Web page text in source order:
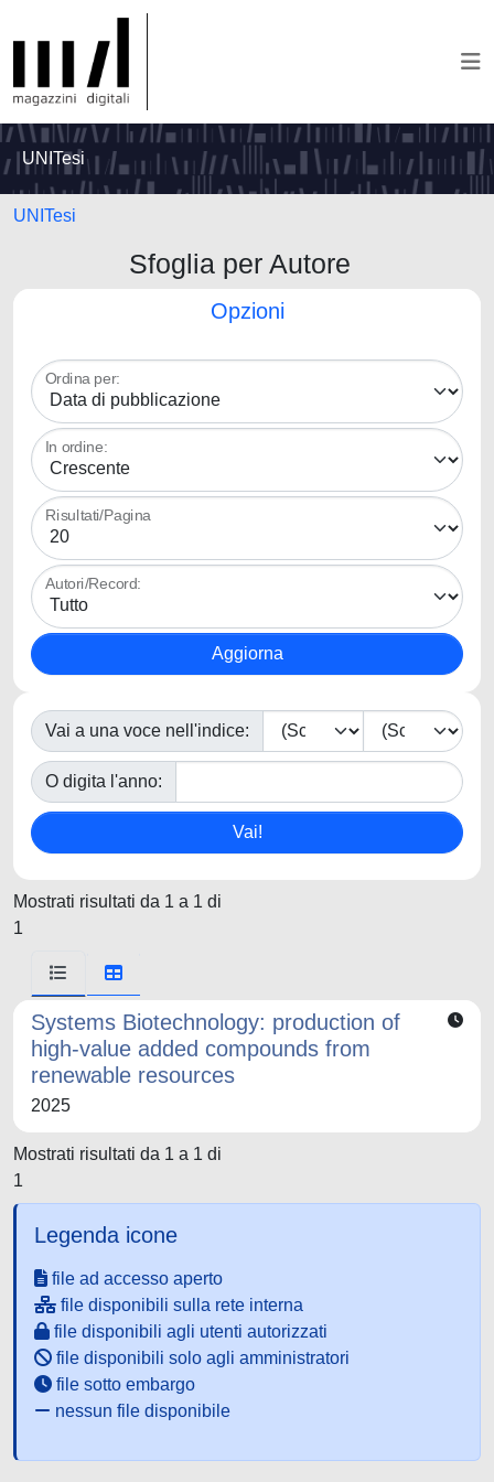
UNITesi
UNITesi
Sfoglia per Autore
Opzioni
Ordina per:
In ordine:
Risultati/Pagina
Autori/Record:
Vai a una voce nell'indice:
O digita l'anno:
Mostrati risultati da 1 a 1 di
1
Systems Biotechnology: production of
high-value added compounds from
renewable resources
2025
Mostrati risultati da 1 a 1 di
1
Legenda icone
file ad accesso aperto
file disponibili sulla rete interna
file disponibili agli utenti autorizzati
file disponibili solo agli amministratori
file sotto embargo
nessun file disponibile